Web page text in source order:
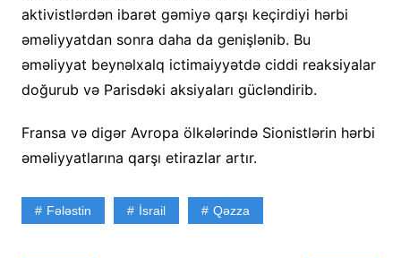
aktivistlərdən ibarət gəmiyə qarşı keçirdiyi hərbi
əməliyyatdan sonra daha da genişlənib. Bu
əməliyyat beynəlxalq ictimaiyyətdə ciddi reaksiyalar
doğurub və Parisdəki aksiyaları gücləndirib.
Fransa və digər Avropa ölkələrində Sionistlərin hərbi
əməliyyatlarına qarşı etirazlar artır.
Fələstin İsrail Qəzza